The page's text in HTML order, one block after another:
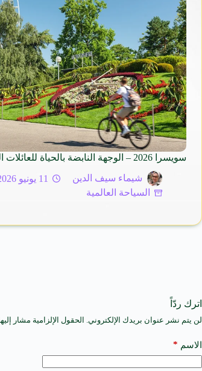
سويسرا 2026 – الوجهة النابضة بالحياة للعائلات العربية
شيماء سيف الدين
11 يونيو 2026
السياحة العالمية
اترك ردّاً
لن يتم نشر عنوان بريدك الإلكتروني. الحقول الإلزامية مشار
الاسم *
A
t
e